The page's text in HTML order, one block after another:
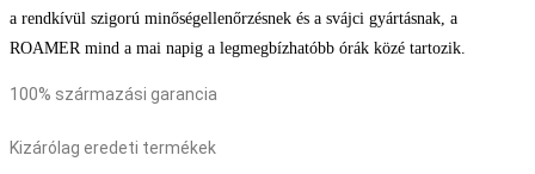
a rendkívül szigorú minőségellenőrzésnek és a svájci gyártásnak, a
ROAMER mind a mai napig a legmegbízhatóbb órák közé tartozik.
100% származási garancia
Kizárólag eredeti termékek